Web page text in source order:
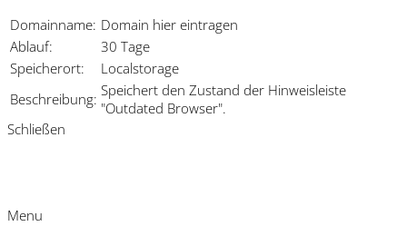
Domainname: Domain hier eintragen
Ablauf:
30 Tage
Speicherort:
Localstorage
Beschreibung: Speichert den Zustand der Hinweisleiste
"Outdated Browser".
Schließen
Menu